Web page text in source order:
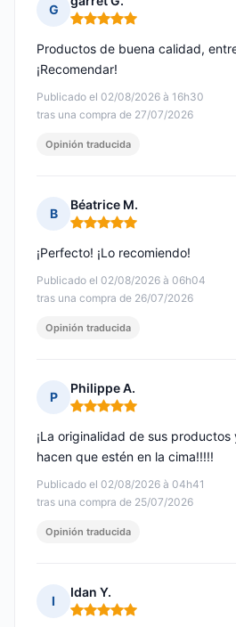
G
Nota: 5 de 5
Publicado el 02/08/2026 à 16h30
tras una compra de 27/07/2026
Productos de buena calidad,
¡Recomendar!
Opinión traducida
B
Béatrice M.
Nota: 5 de 5
Publicado el 02/08/2026 à 06h04
tras una compra de 26/07/2026
¡Perfecto! ¡Lo recomiendo!
Opinión traducida
P
Philippe A.
Nota: 5 de 5
Publicado el 02/08/2026 à 04h41
tras una compra de 25/07/2026
¡La originalidad de sus
hacen que estén en la cima!!!!!
Opinión traducida
I
Idan Y.
Nota: 5 de 5